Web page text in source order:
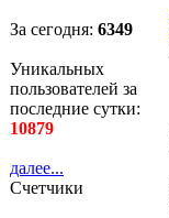
За сегодня: 6349
Уникальных
пользователей за
последние сутки:
10879
далее...
Счетчики